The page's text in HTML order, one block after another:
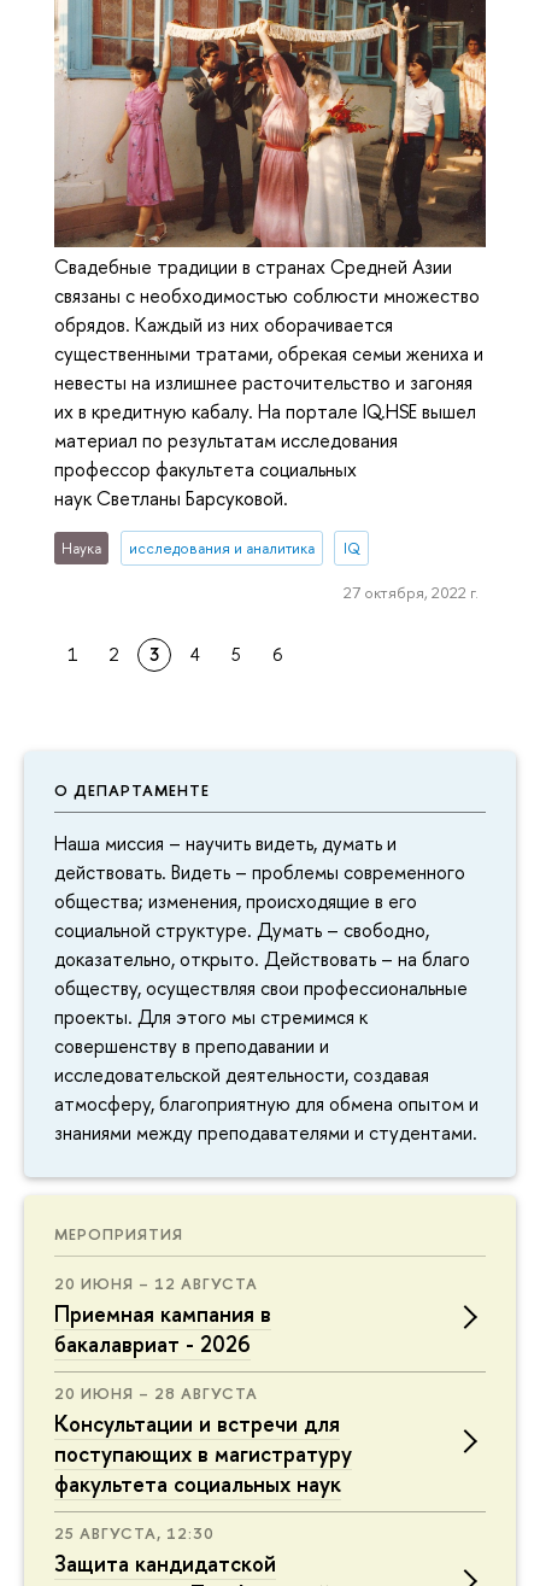
О ДЕПАРТАМЕНТЕ
Наша миссия – научить видеть, думать и
действовать. Видеть – проблемы современного
общества; изменения, происходящие в его
социальной структуре. Думать – свободно,
доказательно, открыто. Действовать – на благо
обществу, осуществляя свои профессиональные
проекты. Для этого мы стремимся к
совершенству в преподавании и
исследовательской деятельности, создавая
атмосферу, благоприятную для обмена опытом и
знаниями между преподавателями и студентами.
МЕРОПРИЯТИЯ
20 ИЮНЯ – 12 АВГУСТА
Приемная кампания в
бакалавриат - 2026
20 ИЮНЯ – 28 АВГУСТА
Консультации и встречи для
поступающих в магистратуру
факультета социальных наук
25 АВГУСТА, 12:30
Защита кандидатской
Свадебные традиции в странах Средней Азии
связаны с необходимостью соблюсти множество
обрядов. Каждый из них оборачивается
существенными тратами, обрекая семьи жениха и
невесты на излишнее расточительство и загоняя
их в кредитную кабалу. На портале IQ.HSE вышел
материал по результатам исследования
профессор факультета социальных
наук Светланы Барсуковой.
Наука исследования и аналитика IQ
27 октября, 2022 г.
1 2 3 4 5 6